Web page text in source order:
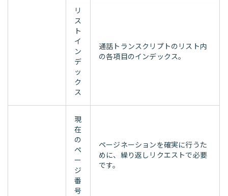
リ
ス
ト
イ
ン
デ
ッ
ク
ス
通話トランスクリプトのリスト内
の各項目のインデックス。
現
在
の
ペ
ー
ジ
番
号
ページネーションを確実に行うた
めに、繰り返しリクエストで必要
です。